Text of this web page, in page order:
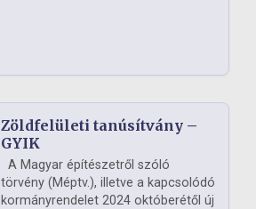
Zöldfelületi tanúsítvány –
GYIK
A Magyar építészetről szóló
törvény (Méptv.), illetve a kapcsolódó
kormányrendelet 2024 októberétől új